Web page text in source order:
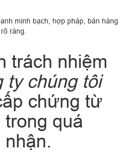
minh bạch, hợp pháp, bán hàng
ràng.
trách nhiệm
ty chúng tôi
chứng từ
trong quá